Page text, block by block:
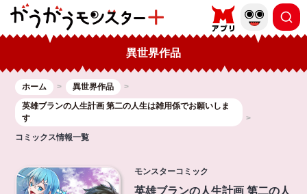
異世界作品
ホーム
異世界作品
英雄ブランの人生計画 第二の人生は雑用係でお願いしま
す
コミックス情報一覧
モンスターコミック
英雄ブランの人生計画 第二の人